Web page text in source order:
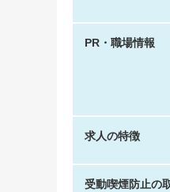
PR・職場情報
求人の特徴
受動喫煙防止の